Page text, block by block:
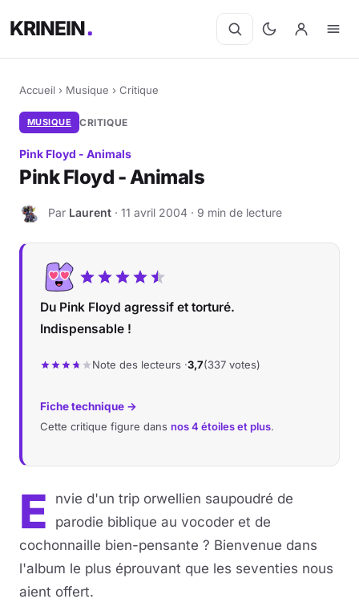
KRINEIN
Accueil › Musique › Critique
MUSIQUE CRITIQUE
Pink Floyd - Animals
Pink Floyd - Animals
L Par Laurent · 11 avril 2004 · 9 min de lecture
Du Pink Floyd agressif et torturé.
Indispensable !
Note des lecteurs ·3,7(337 votes)
Fiche technique →
Cette critique figure dans nos 4 étoiles et plus.
E
nvie d'un trip orwellien saupoudré de
parodie biblique au vocoder et de
cochonnaille bien-pensante ? Bienvenue dans
l'album le plus éprouvant que les seventies nous
aient offert.